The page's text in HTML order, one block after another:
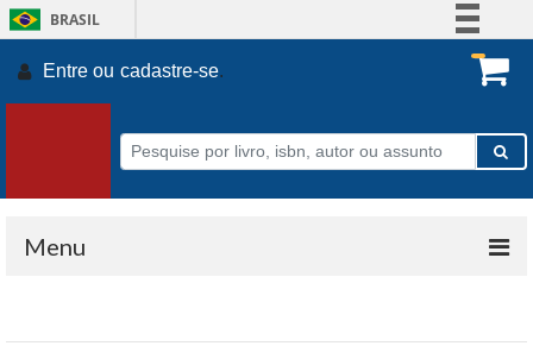
BRASIL
Participe
Acesso à informação
Legislação
Entre ou cadastre-se.
Menu